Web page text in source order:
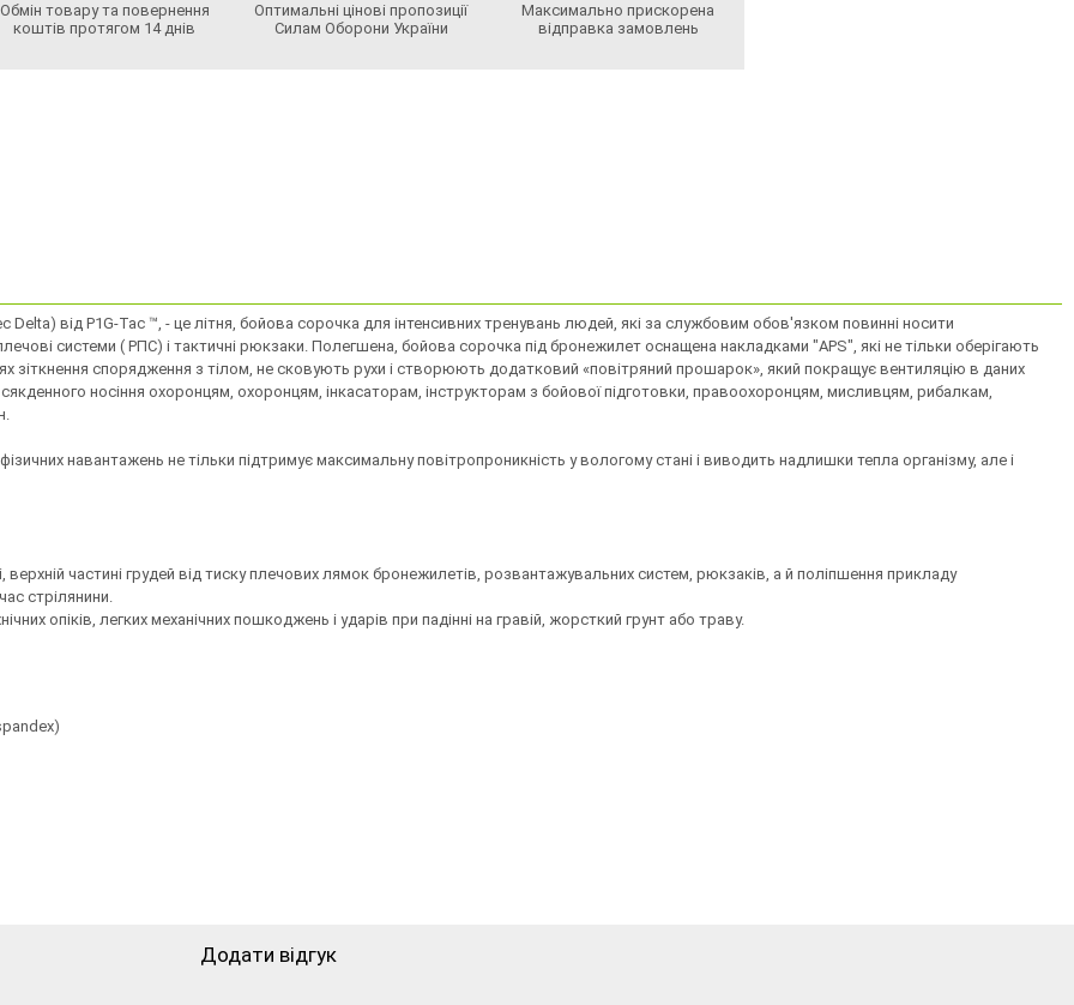
Обмін товару та повернення
коштів протягом 14 днів
Оптимальні цінові пропозиції
Силам Оборони України
Максимально прискорена
відправка замовлень
від P1G-Tac ™, - це літня, бойова сорочка для інтенсивних тренувань людей, які за службовим обов'язком повинні носити
системи ( РПС) і тактичні рюкзаки. Полегшена, бойова сорочка під бронежилет оснащена накладками "APS", які не тільки оберігають
зіткнення спорядження з тілом, не сковують рухи і створюють додатковий «повітряний прошарок», який покращує вентиляцію в даних
носіння охоронцям, охоронцям, інкасаторам, інструкторам з бойової підготовки, правоохоронцям, мисливцям, рибалкам,
навантажень не тільки підтримує максимальну повітропроникність у вологому стані і виводить надлишки тепла організму, але і
верхній частині грудей від тиску плечових лямок бронежилетів, розвантажувальних систем, рюкзаків, а й поліпшення прикладу
стрілянини.
опіків, легких механічних пошкоджень і ударів при падінні на гравій, жорсткий грунт або траву.
Додати відгук